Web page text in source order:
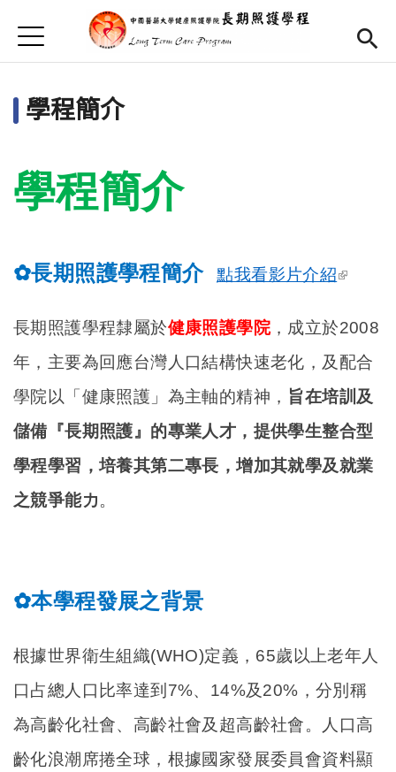
首頁
首頁
最新消息
學程課程資訊
Open submenu (下載區)
下載區
Open
相關網站連結
English(link is external)
Jump to Navigation
Jump to Main content
學程簡介
學程簡介
✿長期照護學程簡介點我看影片介紹 (link is
長期照護學程隸屬於健康照護學院，成立於2008
年，主要為回應台灣人口結構快速老化，及配合
學院以「健康照護」為主軸的精神， 旨在培訓及
儲備『長期照護』的專業人才，提供學生整合型
學程學習，培養其第二專長，增加其就學及就業
之競爭能力。
✿本學程發展之背景
根據世界衛生組織(WHO)定義，65歲以上老年人
口占總人口比率達到7%、14%及20%，分別稱
為高齡化社會、高齡社會及超高齡社會。人口高
齡化浪潮席捲全球，根據國家發展委員會資料顯